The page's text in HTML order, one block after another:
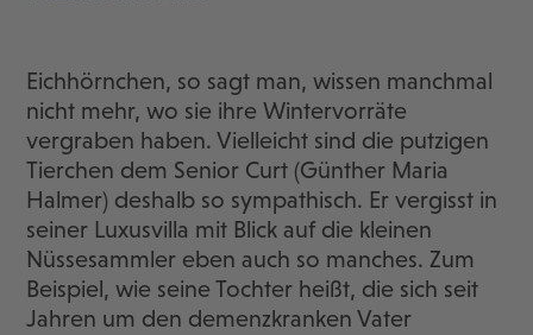
Eichhörnchen, so sagt man, wissen manchmal
nicht mehr, wo sie ihre Wintervorräte
vergraben haben. Vielleicht sind die putzigen
Tierchen dem Senior Curt (Günther Maria
Halmer) deshalb so sympathisch. Er vergisst in
seiner Luxusvilla mit Blick auf die kleinen
Nüssesammler eben auch so manches. Zum
Beispiel, wie seine Tochter heißt, die sich seit
Jahren um den demenzkranken Vater